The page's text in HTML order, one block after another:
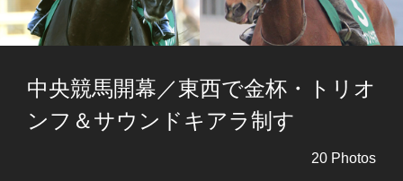
中央競馬開幕／東西で金杯・トリオ
ンフ＆サウンドキアラ制す
20 Photos